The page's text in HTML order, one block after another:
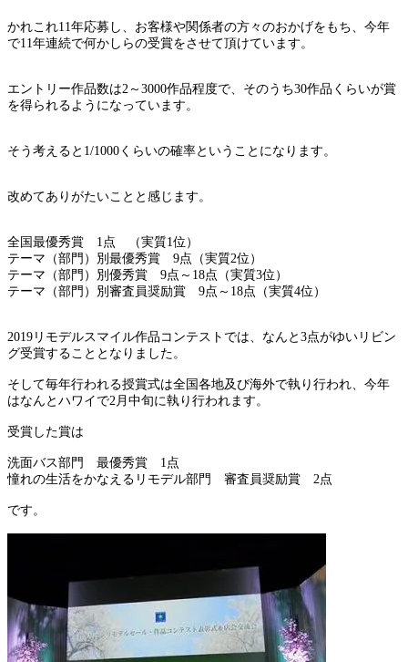
かれこれ11年応募し、お客様や関係者の方々のおかげをもち、今年
で11年連続で何かしらの受賞をさせて頂けています。
エントリー作品数は2～3000作品程度で、そのうち30作品くらいが賞
を得られるようになっています。
そう考えると1/1000くらいの確率ということになります。
改めてありがたいことと感じます。
全国最優秀賞 1点 （実質1位）
テーマ（部門）別最優秀賞 9点（実質2位）
テーマ（部門）別優秀賞 9点～18点（実質3位）
テーマ（部門）別審査員奨励賞 9点～18点（実質4位）
2019リモデルスマイル作品コンテストでは、なんと3点がゆいリビン
グ受賞することとなりました。
そして毎年行われる授賞式は全国各地及び海外で執り行われ、今年
はなんとハワイで2月中旬に執り行われます。
受賞した賞は
洗面バス部門 最優秀賞 1点
憧れの生活をかなえるリモデル部門 審査員奨励賞 2点
です。